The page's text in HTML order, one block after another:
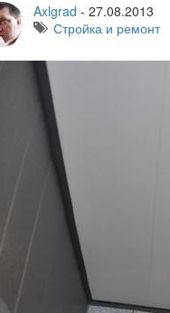
Axlgrad - 27.08.2013
Стройка и ремонт